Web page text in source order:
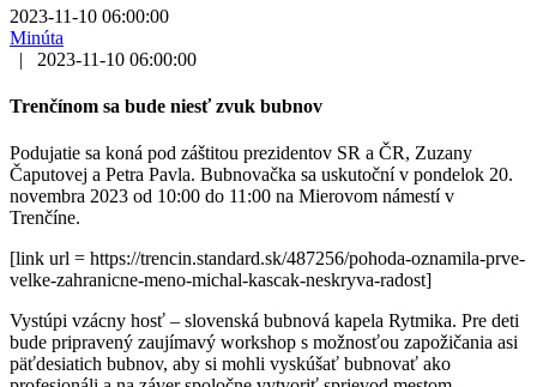
2023-11-10 06:00:00
Minúta
|
2023-11-10 06:00:00
Trenčínom sa bude niesť zvuk bubnov
Podujatie sa koná pod záštitou prezidentov SR a ČR, Zuzany
Čaputovej a Petra Pavla. Bubnovačka sa uskutoční v pondelok 20.
novembra 2023 od 10:00 do 11:00 na Mierovom námestí v
Trenčíne.
[link url = https://trencin.standard.sk/487256/pohoda-oznamila-prve-
velke-zahranicne-meno-michal-kascak-neskryva-radost]
Vystúpi vzácny hosť – slovenská bubnová kapela Rytmika. Pre deti
bude pripravený zaujímavý workshop s možnosťou zapožičania asi
päťdesiatich bubnov, aby si mohli vyskúšať bubnovať ako